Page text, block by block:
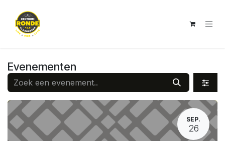
Evenementen
SEP.
26